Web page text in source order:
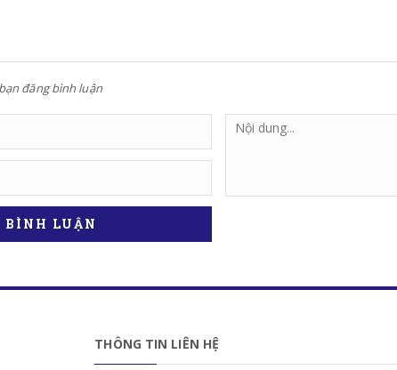
đăng bình luận
BÌNH LUẬN
THÔNG TIN LIÊN HỆ